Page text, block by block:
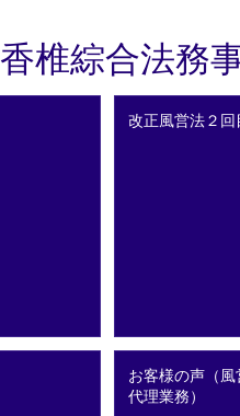
香椎綜合法務
改正風営法２回
お客様の声（
代理業務）